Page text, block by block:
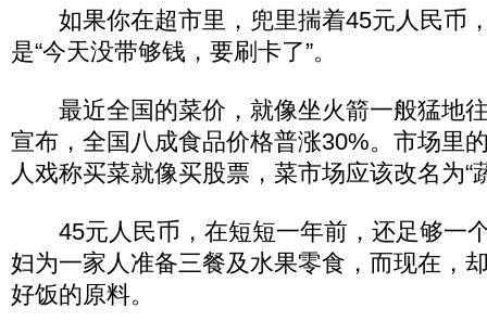
如果你在超市里，兜里揣着45元人民币
是“今天没带够钱，要刷卡了”。
最近全国的菜价，就像坐火箭一般猛地
宣布，全国八成食品价格普涨30%。市场里
人戏称买菜就像买股票，菜市场应该改名为“
45元人民币，在短短一年前，还足够一
妇为一家人准备三餐及水果零食，而现在，
好饭的原料。